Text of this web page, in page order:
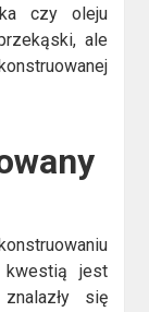
czy oleju
ale
kwestią jest
się